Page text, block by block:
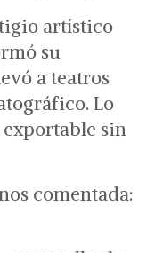
artístico
su
a teatros
Lo
sin
comentada: